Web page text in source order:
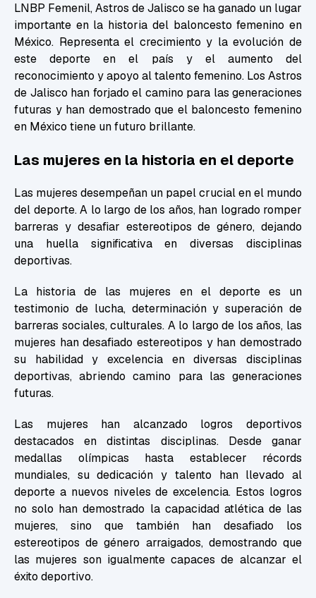
LNBP Femenil, Astros de Jalisco se ha ganado un lugar
importante en la historia del baloncesto femenino en
México. Representa el crecimiento y la evolución de
este deporte en el país y el aumento del
reconocimiento y apoyo al talento femenino. Los Astros
de Jalisco han forjado el camino para las generaciones
futuras y han demostrado que el baloncesto femenino
en México tiene un futuro brillante.
Las mujeres en la historia en el deporte
Las mujeres desempeñan un papel crucial en el mundo
del deporte. A lo largo de los años, han logrado romper
barreras y desafiar estereotipos de género, dejando
una huella significativa en diversas disciplinas
deportivas.
La historia de las mujeres en el deporte es un
testimonio de lucha, determinación y superación de
barreras sociales, culturales. A lo largo de los años, las
mujeres han desafiado estereotipos y han demostrado
su habilidad y excelencia en diversas disciplinas
deportivas, abriendo camino para las generaciones
futuras.
Las mujeres han alcanzado logros deportivos
destacados en distintas disciplinas. Desde ganar
medallas olímpicas hasta establecer récords
mundiales, su dedicación y talento han llevado al
deporte a nuevos niveles de excelencia. Estos logros
no solo han demostrado la capacidad atlética de las
mujeres, sino que también han desafiado los
estereotipos de género arraigados, demostrando que
las mujeres son igualmente capaces de alcanzar el
éxito deportivo.